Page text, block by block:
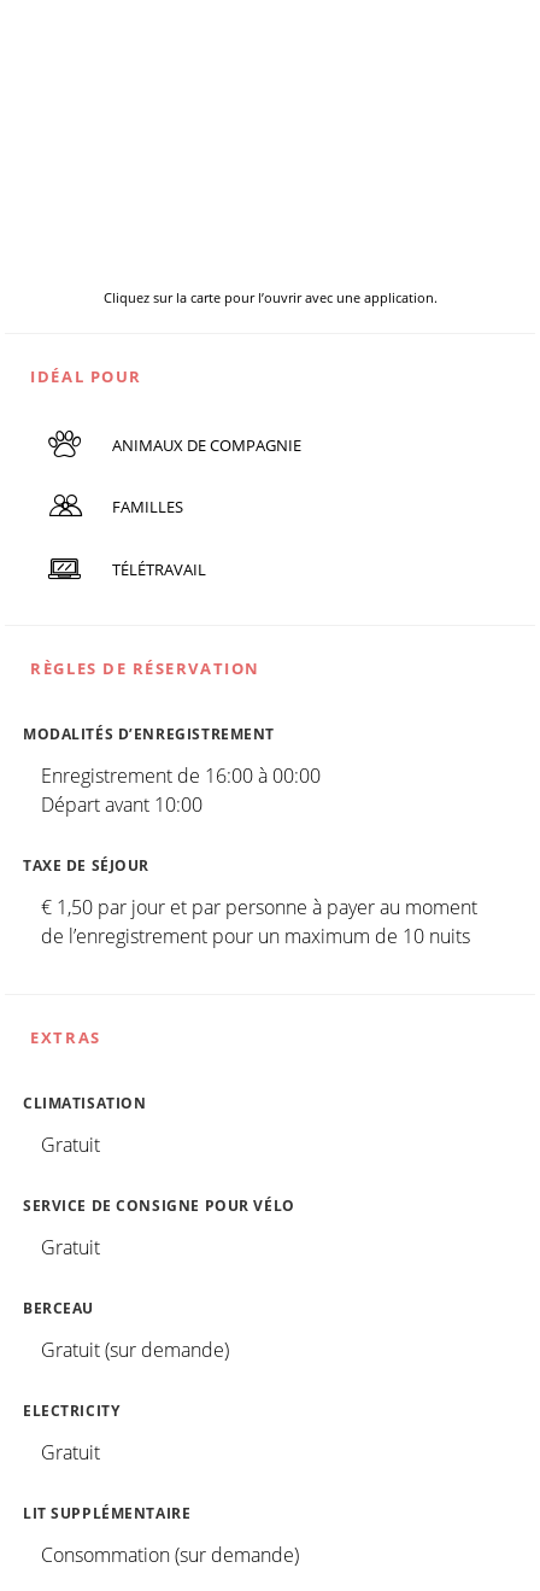
Cliquez sur la carte pour l’ouvrir avec une application.
IDÉAL POUR
ANIMAUX DE COMPAGNIE
FAMILLES
TÉLÉTRAVAIL
RÈGLES DE RÉSERVATION
MODALITÉS D’ENREGISTREMENT
Enregistrement de 16:00 à 00:00
Départ avant 10:00
TAXE DE SÉJOUR
€ 1,50 par jour et par personne à payer au moment
de l’enregistrement pour un maximum de 10 nuits
EXTRAS
CLIMATISATION
Gratuit
SERVICE DE CONSIGNE POUR VÉLO
Gratuit
BERCEAU
Gratuit (sur demande)
ELECTRICITY
Gratuit
LIT SUPPLÉMENTAIRE
Consommation (sur demande)